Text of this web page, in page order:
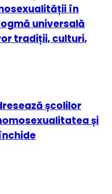
în
universală
tradiții, culturi,
școlilor
și